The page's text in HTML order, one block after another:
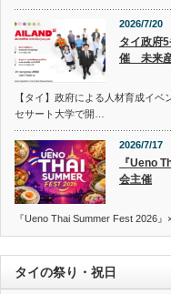
2026/7/20
タイ政府
催 未来産
【タイ】政府による人材育成イ
セサート大学で開…
2026/7/17
『Ueno
会主催
『Ueno Thai Summer Fest 2026
タイの祭り・祝日